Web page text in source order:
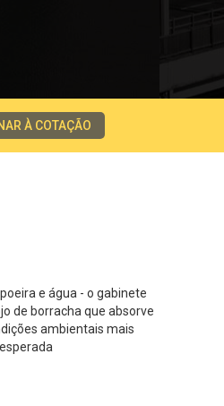
À COTAÇÃO
e água - o gabinete
de borracha que absorve
ambientais mais